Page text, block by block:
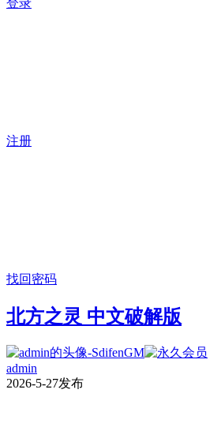
登录
注册
找回密码
北方之灵 中文破解版
admin
2026-5-27发布